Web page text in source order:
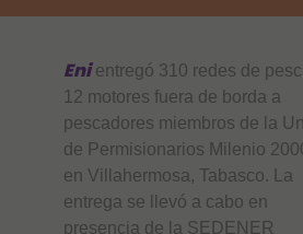
Eni entregó 310 redes de
12 motores fuera de borda a
pescadores miembros de la
de Permisionarios Milenio
en Villahermosa, Tabasco. La
entrega se llevó a cabo en
presencia de la SEDENER